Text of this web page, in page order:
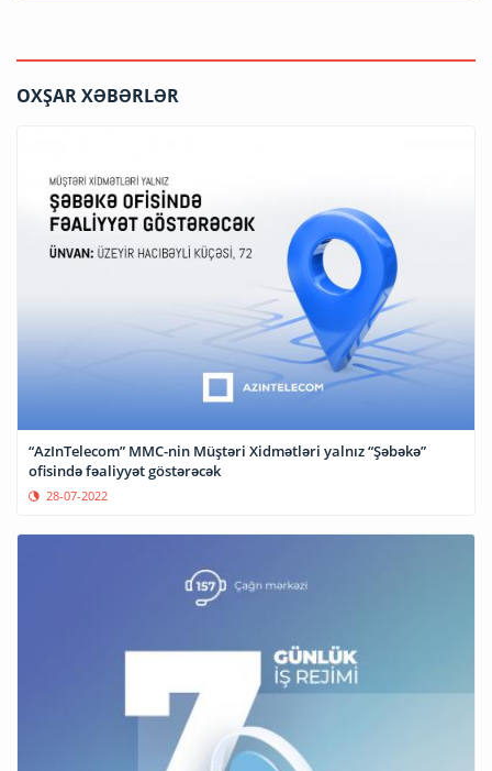
OXŞAR XƏBƏRLƏR
“AzInTelecom” MMC-nin Müştəri Xidmətləri yalnız “Şəbəkə”
ofisində fəaliyyət göstərəcək
28-07-2022